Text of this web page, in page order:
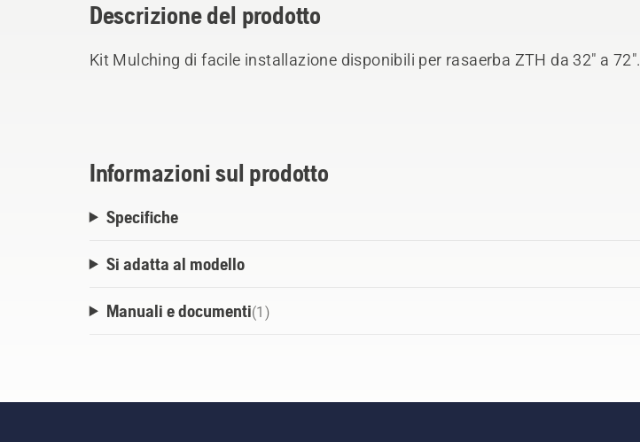
Descrizione del prodotto
Kit Mulching di facile installazione disponibili per rasaerba ZTH da 32" a 72".
Informazioni sul prodotto
Specifiche
Si adatta al modello
Manuali e documenti(1 )